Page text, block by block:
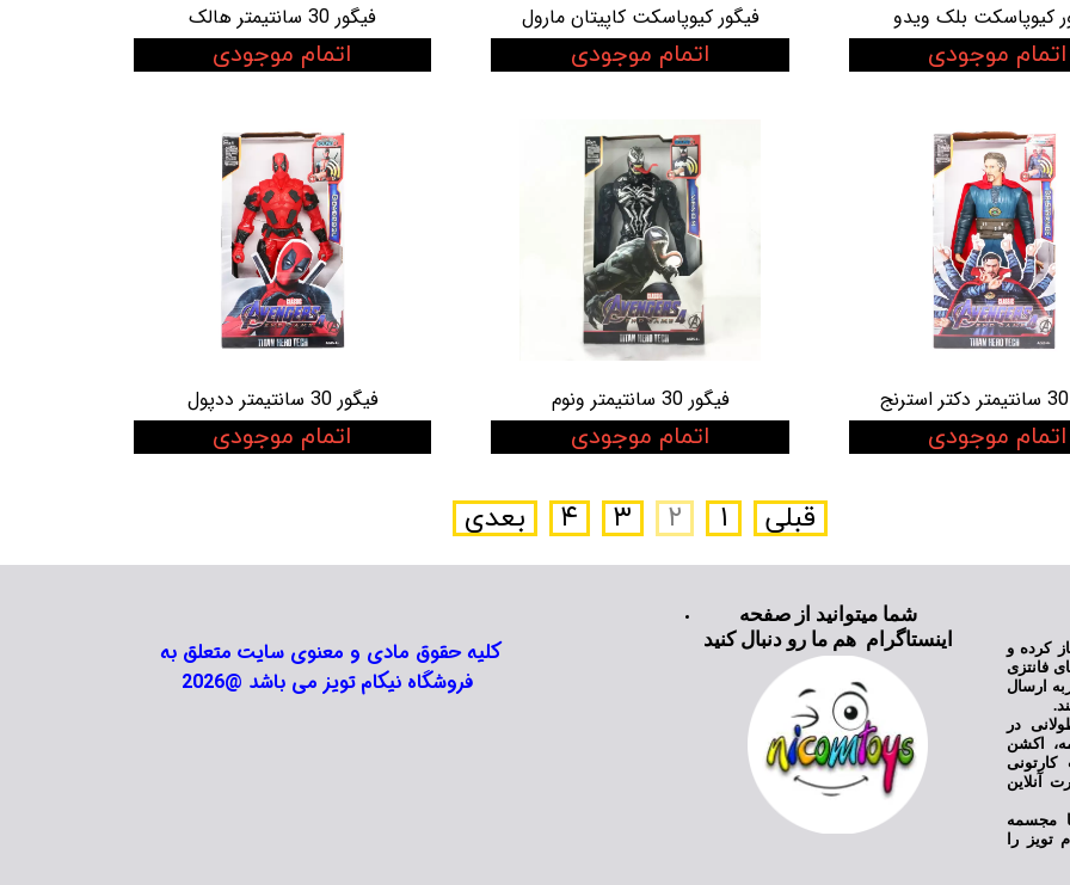
کیوپاسکت بلک ویدو
اتمام موجودی
فیگور کیوپاسکت کاپیتان مارول
اتمام موجودی
فیگور 30 سانتیمتر هالک
اتمام موجودی
اتمام موجودی
فیگور 30 سانتیمتر ونوم
اتمام موجودی
فیگور 30 سانتیمتر ددپول
اتمام موجودی
قبلی ۱ ۲ ۳ ۴ بعدی
نیکام تویز فعالیت خود را از سال ۱۳۹۸ آغاز کرده و
فانتزی
ارسال
در
اکشن
آنلاین
مجسمه
را
فروشگاه نیکام تویز می باشد @2026
شما میتوانید از صفحه
اینستاگرام هم ما رو دنبال کنید